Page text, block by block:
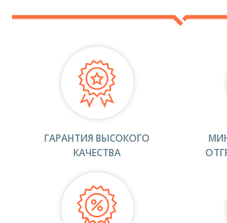
ГАРАНТИЯ ВЫСОКОГО
КАЧЕСТВА